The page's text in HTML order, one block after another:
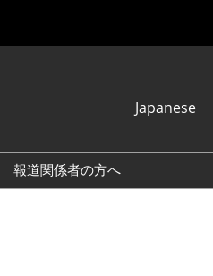
Japanese
English
繁體中文
報道関係者の方へ